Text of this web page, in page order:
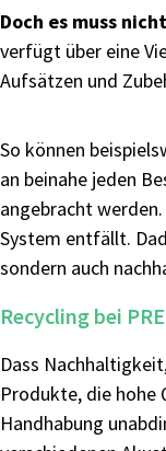
Doch es muss
verfügt über eine
Aufsätzen und
So können
an beinahe jeden
angebracht
System entfällt.
sondern auch
Recycling bei
Dass
Produkte, die hohe
Handhabung